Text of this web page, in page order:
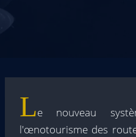
Le nouveau
l'œnotourisme des